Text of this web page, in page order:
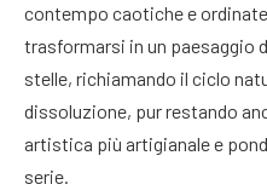
contempo caotiche e
trasformarsi in un paesaggio
stelle, richiamando il ciclo
dissoluzione, pur restando
artistica più artigianale e
serie.